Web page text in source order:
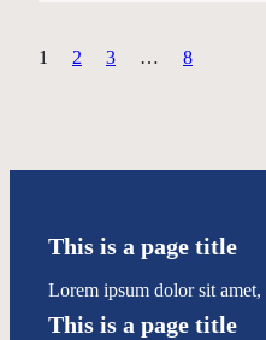
1 2 3 … 8
This is a page title
Lorem ipsum dolor sit
This is a page title